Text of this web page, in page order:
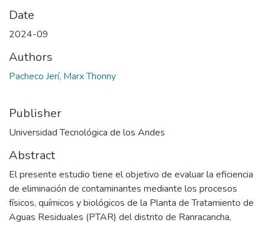
Date
2024-09
Authors
Pacheco Jerí, Marx Thonny
Publisher
Universidad Tecnológica de los Andes
Abstract
El presente estudio tiene el objetivo de evaluar la eficiencia
de eliminación de contaminantes mediante los procesos
físicos, químicos y biológicos de la Planta de Tratamiento de
Aguas Residuales (PTAR) del distrito de Ranracancha,